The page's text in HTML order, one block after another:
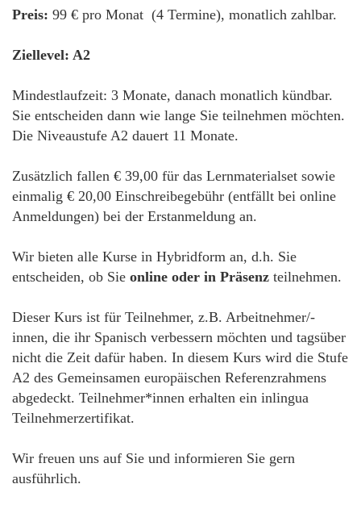
Preis: 99 € pro Monat (4 Termine), monatlich zahlbar.
Ziellevel: A2
Mindestlaufzeit: 3 Monate, danach monatlich kündbar.
Sie entscheiden dann wie lange Sie teilnehmen möchten.
Die Niveaustufe A2 dauert 11 Monate.
Zusätzlich fallen € 39,00 für das Lernmaterialset sowie
einmalig € 20,00 Einschreibegebühr (entfällt bei online
Anmeldungen) bei der Erstanmeldung an.
Wir bieten alle Kurse in Hybridform an, d.h. Sie
entscheiden, ob Sie online oder in Präsenz teilnehmen.
Dieser Kurs ist für Teilnehmer, z.B. Arbeitnehmer/-
innen, die ihr Spanisch verbessern möchten und tagsüber
nicht die Zeit dafür haben. In diesem Kurs wird die Stufe
A2 des Gemeinsamen europäischen Referenzrahmens
abgedeckt. Teilnehmer*innen erhalten ein inlingua
Teilnehmerzertifikat.
Wir freuen uns auf Sie und informieren Sie gern
ausführlich.